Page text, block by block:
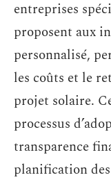
entreprises
proposent aux
personnalisé,
les coûts et le
projet solaire.
processus
transparence
planification